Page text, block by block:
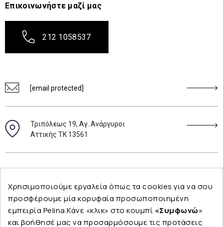
Επικοινωνήστε μαζί μας
212 1058537
[email protected]
Τριπόλεως 19, Αγ. Ανάργυροι
Αττικής ΤΚ 13561
Εταιρεία
Χρησιμοποιούμε εργαλεία όπως τα cookies για να σου
προσφέρουμε μία κορυφαία προσωποποιημένη
εμπειρία Pelina.Κάνε «κλικ» στο κουμπί «Συμφωνώ»
και βοήθησέ μας να προσαρμόσουμε τις προτάσεις